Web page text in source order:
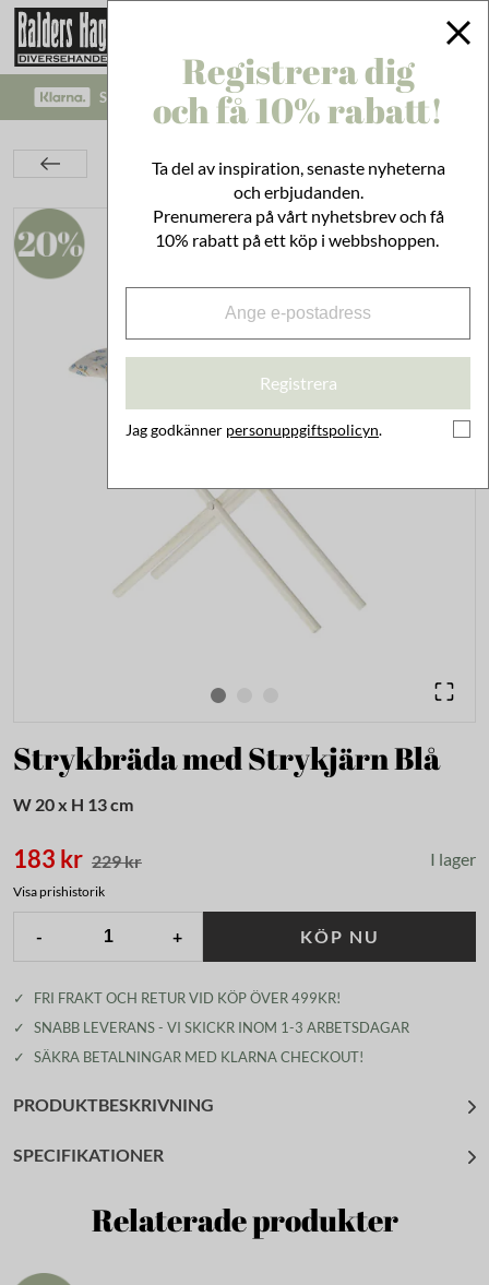
SÄKRA BETALNINGAR MED KLARNA CHECKOUT!
Strykbräda med Strykjärn Blå
Strykbräda med Strykjärn Blå
W 20 x H 13 cm
183 kr 229 kr I lager
Visa prishistorik
- + KÖP NU
✓
FRI FRAKT OCH RETUR VID KÖP ÖVER 499KR!
✓
SNABB LEVERANS - VI SKICKR INOM 1-3 ARBETSDAGAR
✓
SÄKRA BETALNINGAR MED KLARNA CHECKOUT!
PRODUKTBESKRIVNING
SPECIFIKATIONER
Relaterade produkter
Registrera dig
och få 10% rabatt!
Ta del av inspiration, senaste nyheterna
och erbjudanden.
Prenumerera på vårt nyhetsbrev och få
10% rabatt på ett köp i webbshoppen.
Registrera
Jag godkänner personuppgiftspolicyn.